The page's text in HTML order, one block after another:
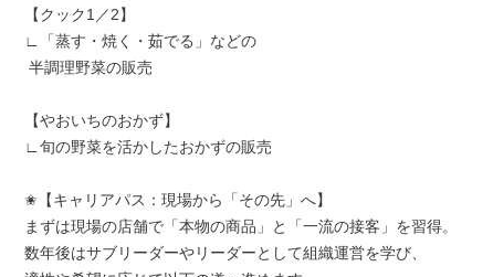
【クック1／2】
∟「蒸す・焼く・茹でる」などの
【やおいちのおかず】
∟旬の野菜を活かしたおかずの販売
✬【キャリアパス：現場から「その先」へ】
まずは現場の店舗で「本物の商品」と「一流の接客」を習得。
数年後はサブリーダーやリーダーとして組織運営を学び、